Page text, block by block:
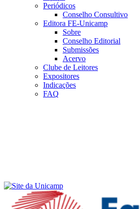
Periódicos
Conselho Consultivo
Editora FE-Unicamp
Sobre
Conselho Editorial
Submissões
Acervo
Clube de Leitores
Expositores
Indicações
FAQ